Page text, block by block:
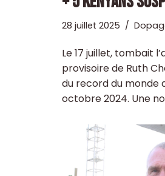
28 juillet 2025
Le 17 juillet, tombait
provisoire de Ruth
du record du monde
octobre 2024. Une